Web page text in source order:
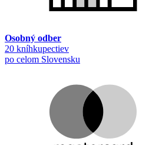
Osobný odber
20 kníhkupectiev
po celom Slovensku